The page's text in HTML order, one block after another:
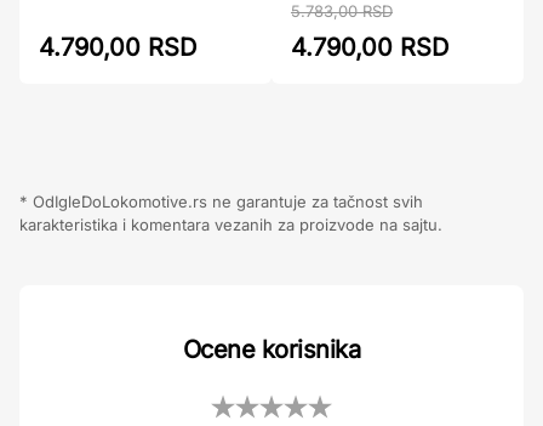
4.790,00 RSD
5.783,00 RSD
4.790,00 RSD
* OdIgleDoLokomotive.rs ne garantuje za tačnost svih
karakteristika i komentara vezanih za proizvode na sajtu.
Ocene korisnika